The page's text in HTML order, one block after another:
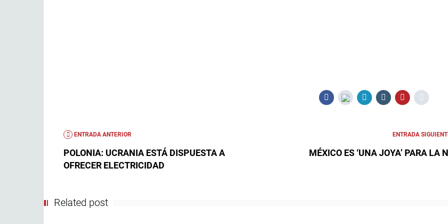
ENTRADA ANTERIOR
POLONIA: UCRANIA ESTÁ DISPUESTA A
OFRECER ELECTRICIDAD
ENTRADA
MÉXICO ES ‘UNA JOYA’ PARA LA
Related post